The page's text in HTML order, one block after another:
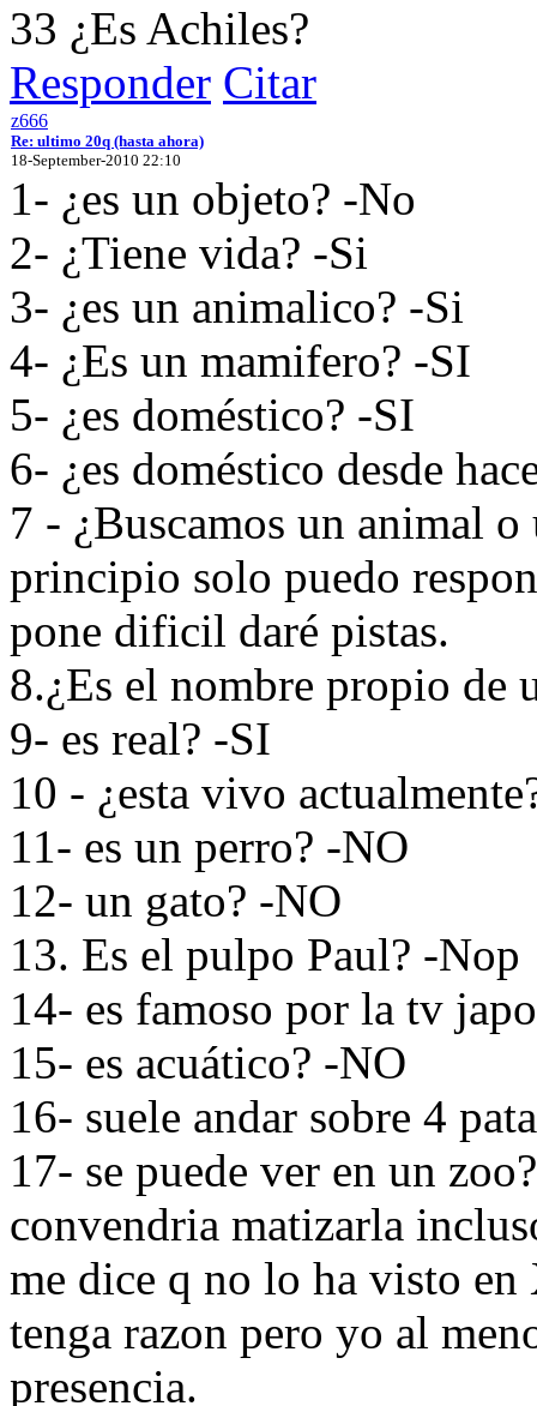
33 ¿Es Achiles?
Responder Citar
z666
Re: ultimo 20q (hasta ahora)
18-September-2010 22:10
1- ¿es un objeto? -No
2- ¿Tiene vida? -Si
3- ¿es un animalico? -Si
4- ¿Es un mamifero? -SI
5- ¿es doméstico? -SI
6- ¿es doméstico desde
7 - ¿Buscamos un animal
principio solo puedo
pone dificil daré pistas.
8.¿Es el nombre propio de
9- es real? -SI
10 - ¿esta vivo
11- es un perro? -NO
12- un gato? -NO
13. Es el pulpo Paul? -Nop
14- es famoso por la tv
15- es acuático? -NO
16- suele andar sobre 4
17- se puede ver en un
convendria matizarla
me dice q no lo ha visto en
tenga razon pero yo al
presencia.